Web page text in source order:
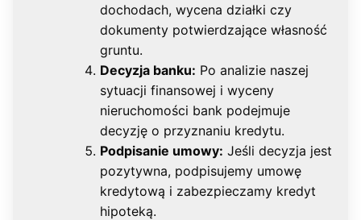
dochodach, wycena działki czy
dokumenty potwierdzające własność
gruntu.
Decyzja banku: Po analizie naszej
sytuacji finansowej i wyceny
nieruchomości bank podejmuje
decyzję o przyznaniu kredytu.
Podpisanie umowy: Jeśli decyzja jest
pozytywna, podpisujemy umowę
kredytową i zabezpieczamy kredyt
hipoteką.